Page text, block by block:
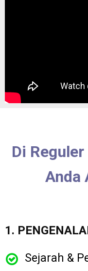
Di
Anda
1.
Sejarah &